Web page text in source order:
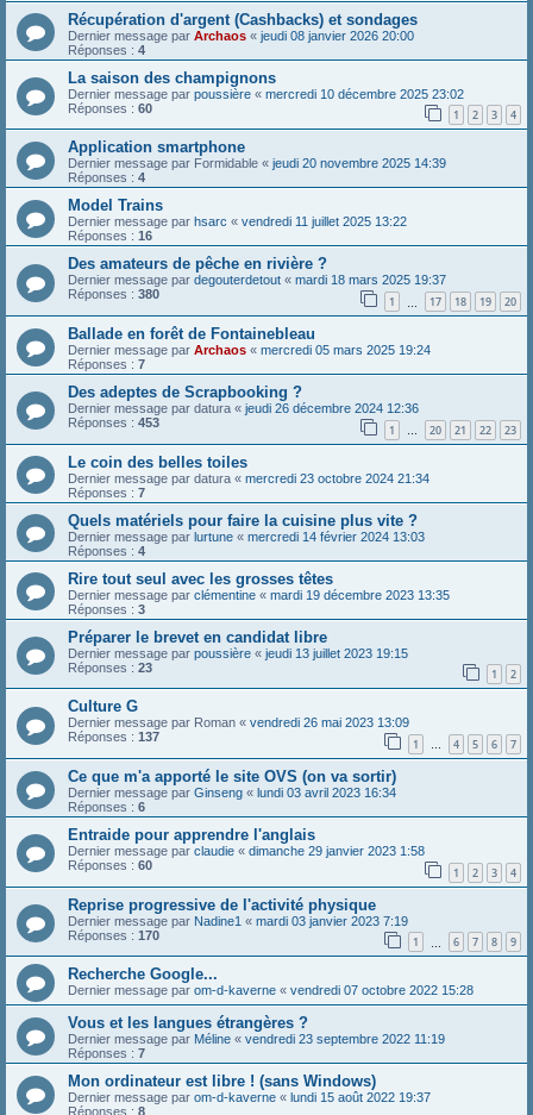
Récupération d'argent (Cashbacks) et sondages
Dernier message par Archaos « jeudi 08 janvier 2026 20:00
Réponses : 4
La saison des champignons
Dernier message par poussière « mercredi 10 décembre 2025 23:02
Réponses : 60 1 2 3 4
Application smartphone
Dernier message par Formidable « jeudi 20 novembre 2025 14:39
Réponses : 4
Model Trains
Dernier message par hsarc « vendredi 11 juillet 2025 13:22
Réponses : 16
Des amateurs de pêche en rivière ?
Dernier message par degouterdetout « mardi 18 mars 2025 19:37
Réponses : 380 1 17 18 19 20
Ballade en forêt de Fontainebleau
Dernier message par Archaos « mercredi 05 mars 2025 19:24
Réponses : 7
Des adeptes de Scrapbooking ?
Dernier message par datura « jeudi 26 décembre 2024 12:36
Réponses : 453 1 … 20 21 22 23
Le coin des belles toiles
Dernier message par datura « mercredi 23 octobre 2024 21:34
Réponses : 7
Quels matériels pour faire la cuisine plus vite ?
Dernier message par lurtune « mercredi 14 février 2024 13:03
Réponses : 4
Rire tout seul avec les grosses têtes
Dernier message par clémentine « mardi 19 décembre 2023 13:35
Réponses : 3
Préparer le brevet en candidat libre
Dernier message par poussière « jeudi 13 juillet 2023 19:15
Réponses : 23 1 2
Culture G
Dernier message par Roman « vendredi 26 mai 2023 13:09
Réponses : 137 1 … 4 5 6 7
Ce que m'a apporté le site OVS (on va sortir)
Dernier message par Ginseng « lundi 03 avril 2023 16:34
Réponses : 6
Entraide pour apprendre l'anglais
Dernier message par claudie « dimanche 29 janvier 2023 1:58
Réponses : 60 1 2 3 4
Reprise progressive de l'activité physique
Dernier message par Nadine1 « mardi 03 janvier 2023 7:19
Réponses : 170 1 6 7 8 9
Recherche Google...
Dernier message par om-d-kaverne « vendredi 07 octobre 2022 15:28
Vous et les langues étrangères ?
Dernier message par Méline « vendredi 23 septembre 2022 11:19
Réponses : 7
Mon ordinateur est libre ! (sans Windows)
Dernier message par om-d-kaverne « lundi 15 août 2022 19:37
Réponses : 8